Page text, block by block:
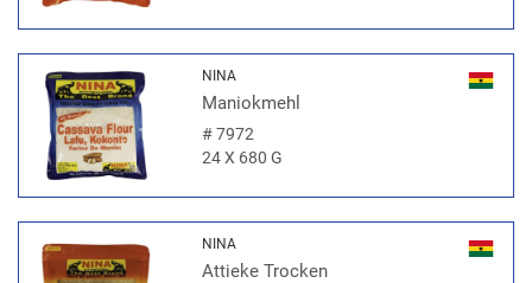
NINA
Maniokmehl
#7972
24 X 680 G
NINA
Attieke Trocken